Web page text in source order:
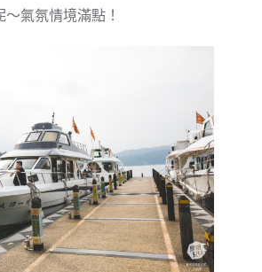
氣氛情境滿點！